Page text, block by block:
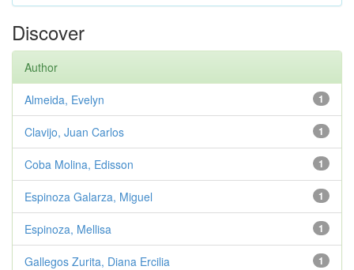
Discover
Author
1
Almeida, Evelyn
1
Clavijo, Juan Carlos
1
Coba Molina, Edisson
1
Espinoza Galarza, Miguel
1
Espinoza, Mellisa
1
Gallegos Zurita, Diana Ercilia